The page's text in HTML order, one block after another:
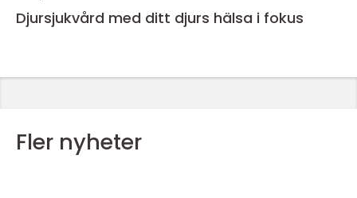
Djursjukvård med ditt djurs hälsa i fokus
Fler nyheter